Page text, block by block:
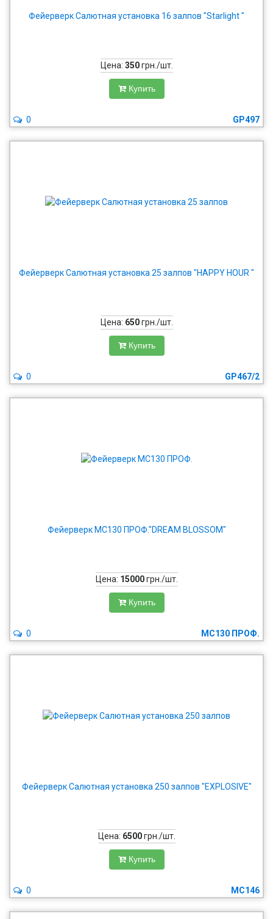
Фейерверк Салютная установка 16 залпов "Starlight "
Цена: 350грн./шт.
Купить
GP497
0
Фейерверк Салютная установка 25 залпов "HAPPY HOUR "
Цена: 650грн./шт.
Купить
GP467/2
0
Фейерверк MC130 ПРОФ."DREAM BLOSSOM"
Цена: 15000грн./шт.
Купить
MC130 ПРОФ.
0
Фейерверк Салютная установка 250 залпов "EXPLOSIVE"
Цена: 6500грн./шт.
Купить
MC146
0